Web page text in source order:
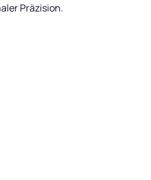
Präzision.